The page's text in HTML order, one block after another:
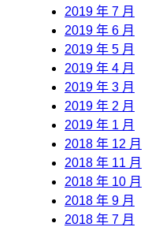
2019 年 7 月
2019 年 6 月
2019 年 5 月
2019 年 4 月
2019 年 3 月
2019 年 2 月
2019 年 1 月
2018 年 12 月
2018 年 11 月
2018 年 10 月
2018 年 9 月
2018 年 7 月